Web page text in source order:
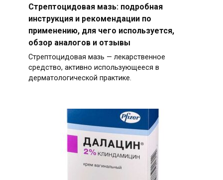
Стрептоцидовая мазь: подробная
инструкция и рекомендации по
применению, для чего используется,
обзор аналогов и отзывы
Стрептоцидовая мазь — лекарственное
средство, активно использующееся в
дерматологической практике.